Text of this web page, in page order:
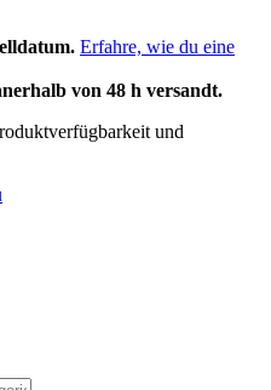
Erfahre, wie du eine
von 48 h versandt.
und